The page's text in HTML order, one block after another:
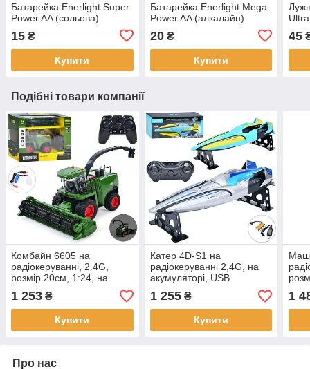
Батарейка Enerlight Super
Power AA (сольова)
15 ₴
Купити
Батарейка Enerlight Mega
Power AA (алкалайн)
20₴
Купити
45
Подібні товари компанії
Комбайн 6605 на
радіокеруванні, 2.4G,
розмір 20см, 1:24, на
акумуляторі, USB-
зарядне, гумові колеса,
звук, світло, холодний пар.
1 253 ₴
Купити
Катер 4D-S1 на
радіокеруванні 2,4G, на
акумуляторі, USB
зарядне, підставка, світло,
в коробці 39-15,5-12,5 см.
1 255₴
Купити
,2
31-
1
Про нас